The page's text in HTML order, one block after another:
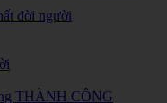
đời người
THÀNH CÔNG